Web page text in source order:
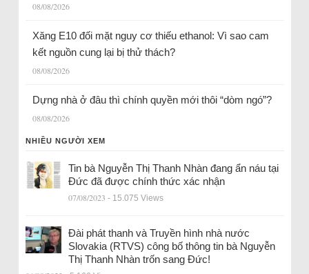
08/08/2026
Xăng E10 đối mặt nguy cơ thiếu ethanol: Vì sao cam
kết nguồn cung lại bị thử thách?
08/08/2026
Dựng nhà ở đâu thì chính quyền mới thôi “dòm ngó”?
08/08/2026
NHIỀU NGƯỜI XEM
Tin bà Nguyễn Thị Thanh Nhàn đang ẩn náu tại
Đức đã được chính thức xác nhận
07/08/2023 - 15.075 Views
Đài phát thanh và Truyền hình nhà nước
Slovakia (RTVS) công bố thông tin bà Nguyễn
Thị Thanh Nhàn trốn sang Đức!